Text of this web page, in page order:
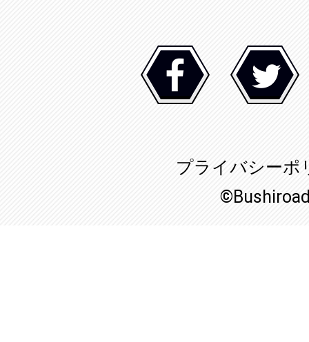
プライバシーポ